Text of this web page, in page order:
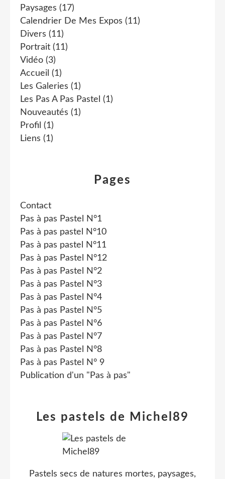
Paysages (17)
Calendrier De Mes Expos (11)
Divers (11)
Portrait (11)
Vidéo (3)
Accueil (1)
Les Galeries (1)
Les Pas A Pas Pastel (1)
Nouveautés (1)
Profil (1)
Liens (1)
Pages
Contact
Pas à pas Pastel N°1
Pas à pas pastel N°10
Pas à pas pastel N°11
Pas à pas Pastel N°12
Pas à pas Pastel N°2
Pas à pas Pastel N°3
Pas à pas Pastel N°4
Pas à pas Pastel N°5
Pas à pas Pastel N°6
Pas à pas Pastel N°7
Pas à pas Pastel N°8
Pas à pas Pastel N° 9
Publication d'un "Pas à pas"
Les pastels de Michel89
Pastels secs de natures mortes, paysages,